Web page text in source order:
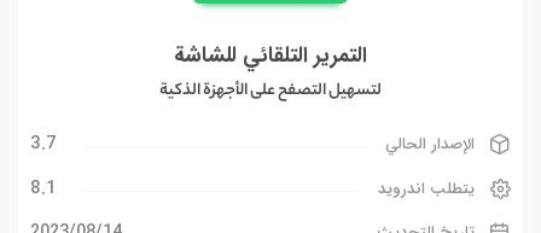
التمرير التلقائي للشاشة
لتسهيل التصفح على الأجهزة الذكية
الإصدار الحالي 3.7
يتطلب اندرويد 8.1